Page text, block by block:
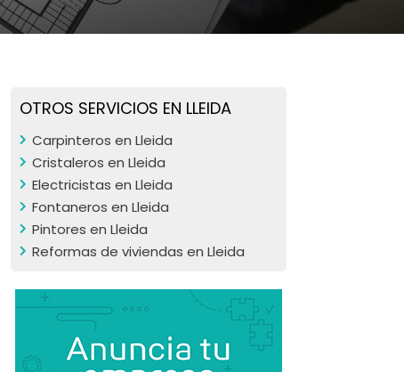
OTROS SERVICIOS EN LLEIDA
Carpinteros en Lleida
Cristaleros en Lleida
Electricistas en Lleida
Fontaneros en Lleida
Pintores en Lleida
Reformas de viviendas en Lleida